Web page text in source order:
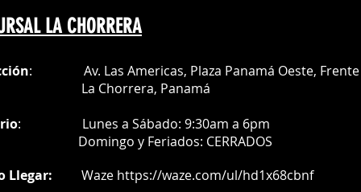
LA CHORRERA
: Av. Las Americas, Plaza Panamá Oeste, Frente
Chorrera, Panamá
: Lunes a Sábado: 9:30am a 6pm
mingo y Feriados: CERRADOS
Llegar: Waze https://waze.com/ul/hd1x68cbnf